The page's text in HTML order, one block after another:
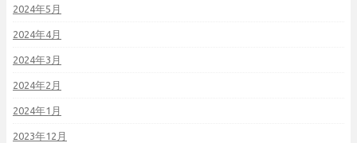
2024年5月
2024年4月
2024年3月
2024年2月
2024年1月
2023年12月